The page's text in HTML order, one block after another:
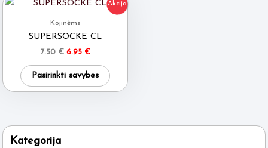
Kategorija
Akcija
Kojinėms
SUPERSOCKE CL
7.50€ Original
was:
7.50 €.
6.95 €Current
6.95 €.
Pasirinkti savybes
product